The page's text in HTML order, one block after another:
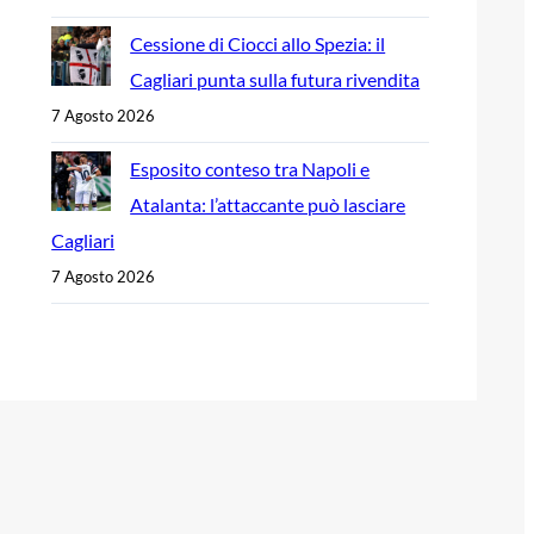
Cessione di Ciocci allo Spezia: il
Cagliari punta sulla futura rivendita
7 Agosto 2026
Esposito conteso tra Napoli e
Atalanta: l’attaccante può lasciare
Cagliari
7 Agosto 2026